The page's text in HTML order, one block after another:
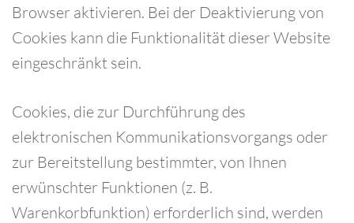
Browser aktivieren. Bei der Deaktivierung von
Cookies kann die Funktionalität dieser Website
eingeschränkt sein.
Cookies, die zur Durchführung des
elektronischen Kommunikationsvorgangs oder
zur Bereitstellung bestimmter, von Ihnen
erwünschter Funktionen (z. B.
Warenkorbfunktion) erforderlich sind, werden